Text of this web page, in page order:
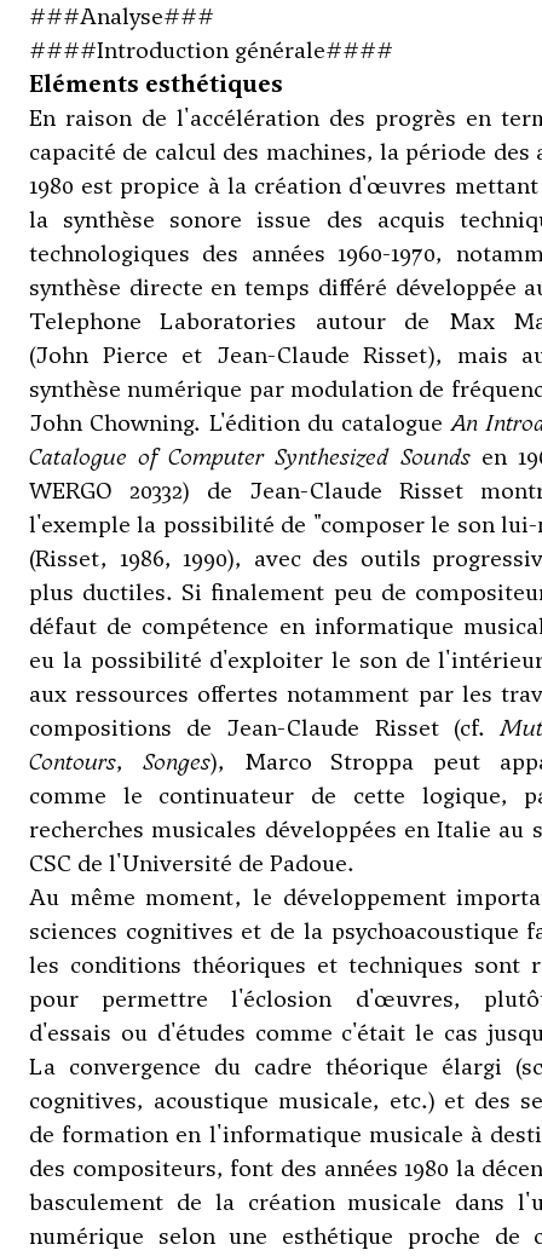
###Analyse###
####Introduction générale####
Eléments esthétiques
En raison de l'accélération des progrès en
capacité de calcul des machines, la période des
1980 est propice à la création d'œuvres
la synthèse sonore issue des acquis
technologiques des années 1960-1970,
synthèse directe en temps différé développée
Telephone Laboratories autour de Max
(John Pierce et Jean-Claude Risset), mais
synthèse numérique par modulation de
John Chowning. L'édition du catalogueAn
Catalogue of Computer Synthesized Soundsen
WERGO 20332) de Jean-Claude Risset
l'exemple la possibilité de "composer le son lui-
(Risset, 1986, 1990), avec des outils
plus ductiles. Si finalement peu de
défaut de compétence en informatique
eu la possibilité d'exploiter le son de
aux ressources offertes notamment par les
compositions de Jean-Claude Risset (cf.
Contours, Songes), Marco Stroppa peut
comme le continuateur de cette logique,
recherches musicales développées en Italie au
CSC de l'Université de Padoue.
Au même moment, le développement
sciences cognitives et de la psychoacoustique
les conditions théoriques et techniques sont
pour permettre l'éclosion d'œuvres,
d'essais ou d'études comme c'était le cas
La convergence du cadre théorique élargi
cognitives, acoustique musicale, etc.) et des
de formation en l'informatique musicale à
des compositeurs, font des années 1980 la
basculement de la création musicale dans
numérique selon une esthétique proche de